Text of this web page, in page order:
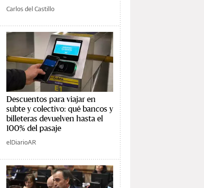
Carlos del Castillo
Descuentos para viajar en
subte y colectivo: qué bancos y
billeteras devuelven hasta el
100% del pasaje
elDiarioAR